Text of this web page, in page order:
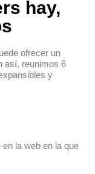
hay,
ofrecer un
así, reunimos 6
y
la web en la que